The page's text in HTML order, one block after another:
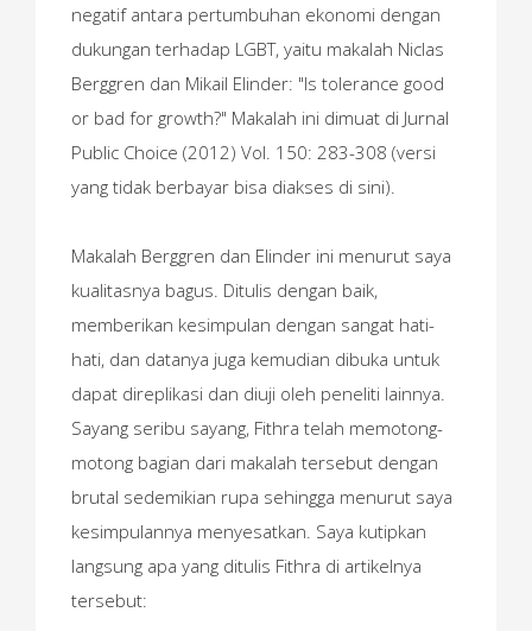
negatif antara pertumbuhan ekonomi dengan
dukungan terhadap LGBT, yaitu makalah Niclas
Berggren dan Mikail Elinder: "Is tolerance good
or bad for growth?" Makalah ini dimuat di Jurnal
Public Choice (2012) Vol. 150: 283-308 (versi
yang tidak berbayar bisa diakses di sini).
Makalah Berggren dan Elinder ini menurut saya
kualitasnya bagus. Ditulis dengan baik,
memberikan kesimpulan dengan sangat hati-
hati, dan datanya juga kemudian dibuka untuk
dapat direplikasi dan diuji oleh peneliti lainnya.
Sayang seribu sayang, Fithra telah memotong-
motong bagian dari makalah tersebut dengan
brutal sedemikian rupa sehingga menurut saya
kesimpulannya menyesatkan. Saya kutipkan
langsung apa yang ditulis Fithra di artikelnya
tersebut: